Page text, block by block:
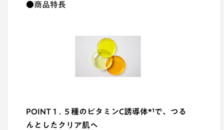
●商品特長
POINT 1 . ５種のビタミンC誘導体*¹で、つる
んとしたクリア肌へ